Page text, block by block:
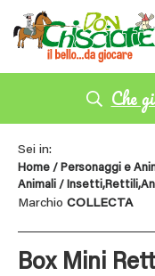
Che
Sei in:
Home / Personaggi e
Animali /
Marchio COLLECTA
Box Mini